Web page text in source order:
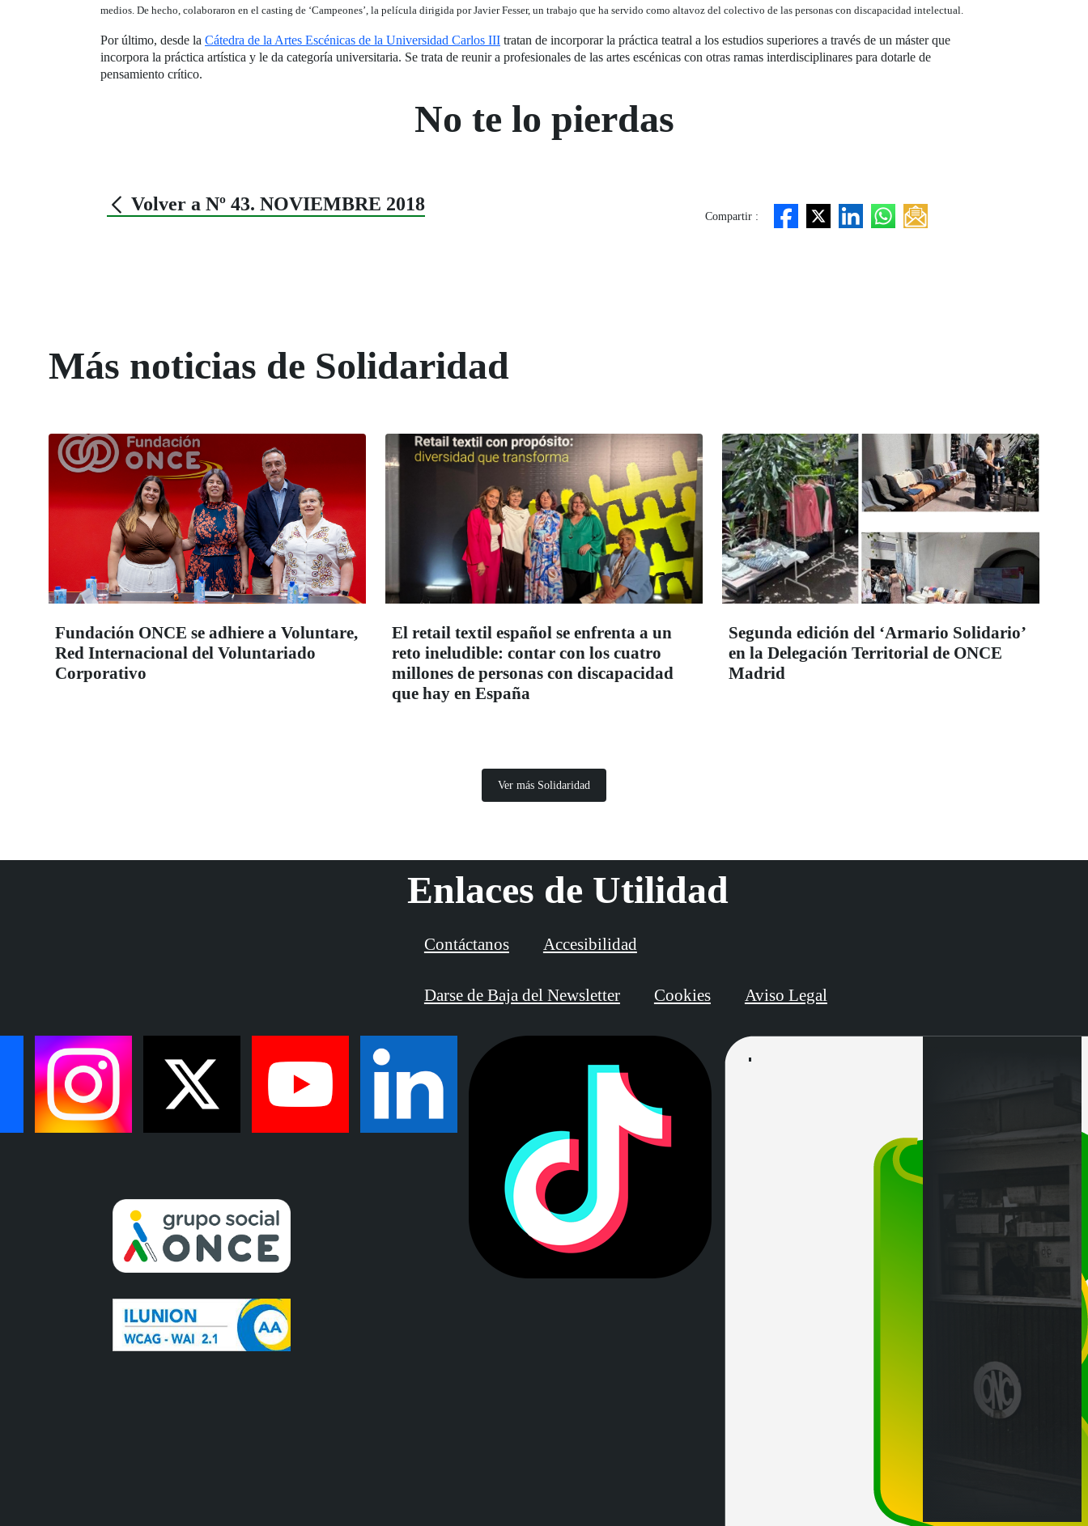
medios. De hecho, colaboraron en el casting de ‘Campeones’, la película dirigida por Javier Fesser, un trabajo que ha servido como altavoz del colectivo de las personas con discapacidad intelectual.
Por último, desde la Cátedra de la Artes Escénicas de la Universidad Carlos III tratan de incorporar la práctica teatral a los estudios superiores a través de un máster que
incorpora la práctica artística y le da categoría universitaria. Se trata de reunir a profesionales de las artes escénicas con otras ramas interdisciplinares para dotarle de
pensamiento crítico.
No te lo pierdas
Volver a Nº 43. NOVIEMBRE 2018
Compartir :
Más noticias de Solidaridad
Fundación ONCE se adhiere a Voluntare,
Red Internacional del Voluntariado
Corporativo
El retail textil español se enfrenta a un
reto ineludible: contar con los cuatro
millones de personas con discapacidad
que hay en España
Segunda edición del ‘Armario Solidario’
en la Delegación Territorial de ONCE
Madrid
Ver más Solidaridad
Enlaces de Utilidad
Contáctanos Accesibilidad
Darse de Baja del Newsletter Cookies Aviso Legal